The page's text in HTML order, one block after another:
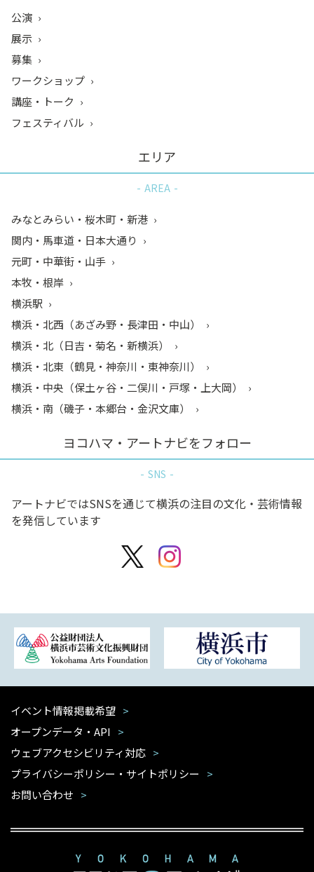
公演
展示
募集
ワークショップ
講座・トーク
フェスティバル
エリア
AREA
みなとみらい・桜木町・新港
関内・馬車道・日本大通り
元町・中華街・山手
本牧・根岸
横浜駅
横浜・北西（あざみ野・長津田・中山）
横浜・北（日吉・菊名・新横浜）
横浜・北東（鶴見・神奈川・東神奈川）
横浜・中央（保土ヶ谷・二俣川・戸塚・上大岡）
横浜・南（磯子・本郷台・金沢文庫）
ヨコハマ・アートナビをフォロー
SNS
アートナビではSNSを通じて横浜の注目の文化・芸術情報
を発信しています
イベント情報掲載希望
オープンデータ・API
ウェブアクセシビリティ対応
プライバシーポリシー・サイトポリシー
お問い合わせ